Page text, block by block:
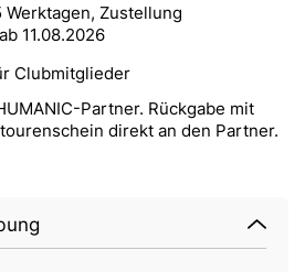
Zustellung
11.08.2026
Clubmitglieder
Partner. Rückgabe mit
direkt an den Partner.